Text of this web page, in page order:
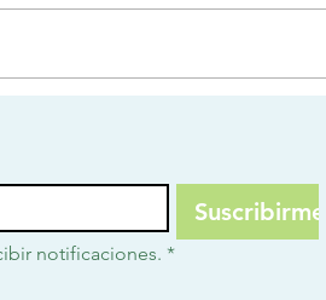
Suscribirme
notificaciones. *